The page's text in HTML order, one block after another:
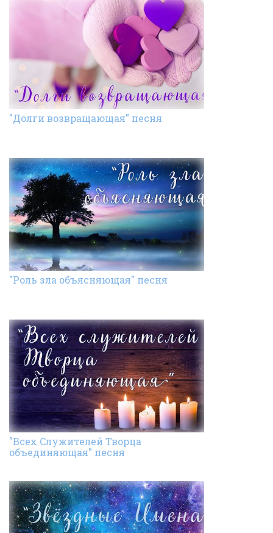
"Долги возвращающая" песня
"Роль зла объясняющая" песня
"Всех Cлужителей Творца
объединяющая" песня